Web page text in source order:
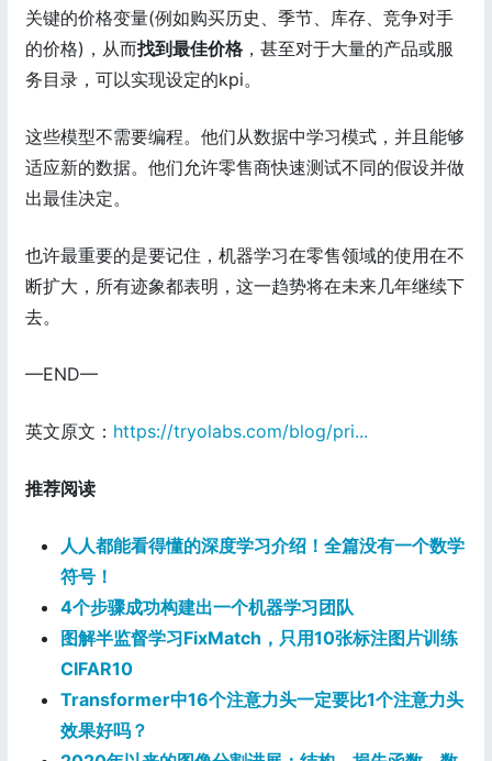
关键的价格变量(例如购买历史、季节、库存、竞争对手
的价格)，从而找到最佳价格 ，甚至对于大量的产品或服
务目录，可以实现设定的kpi。
这些模型不需要编程。他们从数据中学习模式，并且能够
适应新的数据。他们允许零售商快速测试不同的假设并做
出最佳决定。
也许最重要的是要记住，机器学习在零售领域的使用在不
断扩大，所有迹象都表明，这一趋势将在未来几年继续下
去。
—END—
英文原文： https://tryolabs.com/blog/pri...
推荐阅读
人人都能看得懂的深度学习介绍！全篇没有一个数学
符号！
4个步骤成功构建出一个机器学习团队
图解半监督学习FixMatch，只用10张标注图片训练
CIFAR10
Transformer中16个注意力头一定要比1个注意力头
效果好吗？